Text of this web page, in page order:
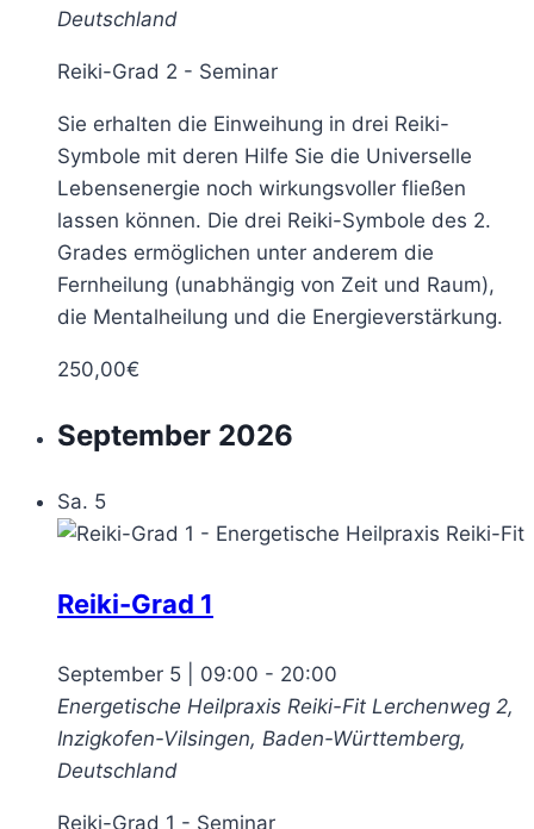
Deutschland
Reiki-Grad 2 - Seminar
Sie erhalten die Einweihung in drei Reiki-
Symbole mit deren Hilfe Sie die Universelle
Lebensenergie noch wirkungsvoller fließen
lassen können. Die drei Reiki-Symbole des 2.
Grades ermöglichen unter anderem die
Fernheilung (unabhängig von Zeit und Raum),
die Mentalheilung und die Energieverstärkung.
250,00€
September 2026
Sa. 5
Reiki-Grad 1
September 5 | 09:00 - 20:00
Energetische Heilpraxis Reiki-Fit Lerchenweg 2,
Inzigkofen-Vilsingen, Baden-Württemberg,
Deutschland
Reiki-Grad 1 - Seminar